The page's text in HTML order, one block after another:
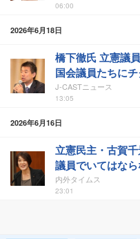
06:00
2026年6月18日
橋下徹氏 立憲議
国会議員たちにチ
J-CASTニュース
13:05
2026年6月16日
立憲民主・古賀
議員でいてはなら
内外タイムス
23:01